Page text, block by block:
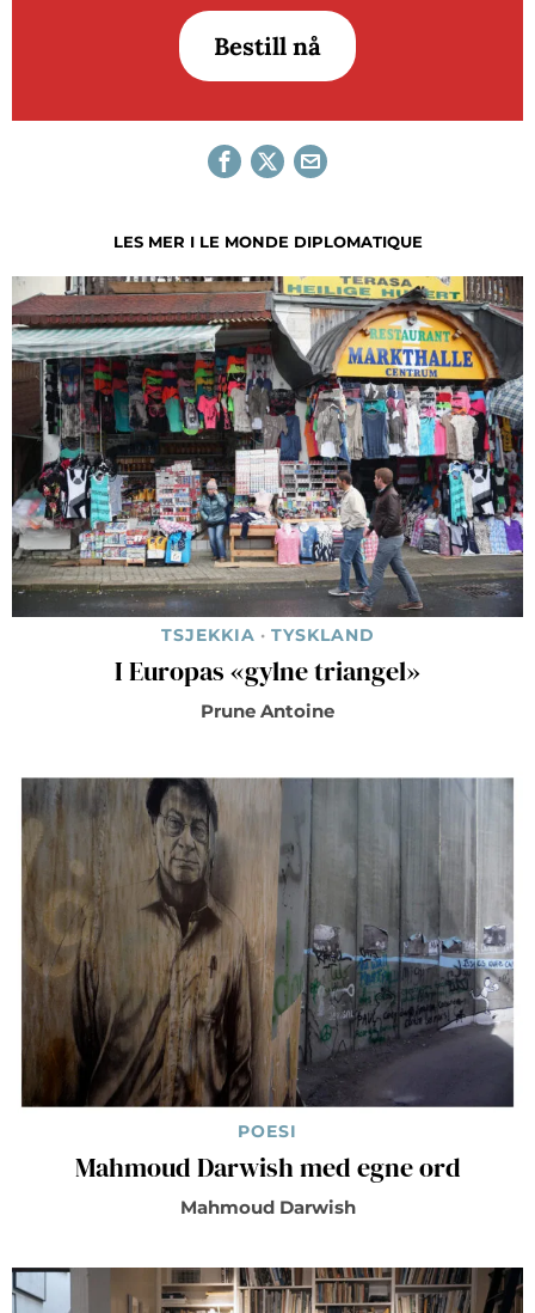
Bestill nå
LES MER I LE MONDE DIPLOMATIQUE
TSJEKKIA · TYSKLAND
I Europas «gylne triangel»
Prune Antoine
POESI
Mahmoud Darwish med egne ord
Mahmoud Darwish